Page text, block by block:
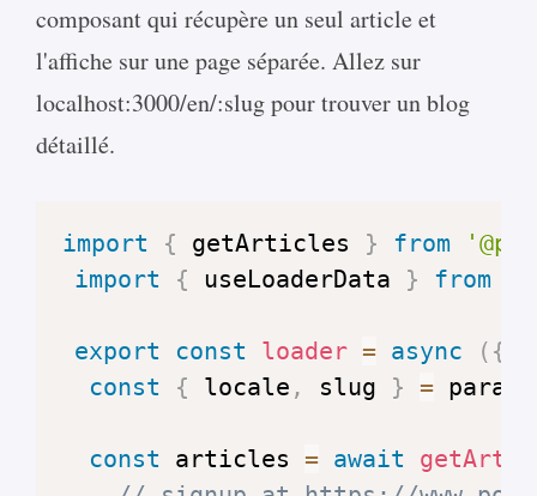
composant qui récupère un seul article et
l'affiche sur une page séparée. Allez sur
localhost:3000/en/:slug pour trouver un blog
détaillé.
import { getArticles } from
import
{ useLoaderData } from
export const loader = async ( {
const
{ locale , slug } = params
const articles = await